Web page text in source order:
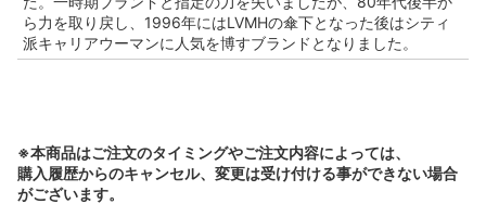
ら力を取り戻し、1996年にはLVMHの傘下となった後はシティ
派キャリアウーマンに人気を博すブランドとなりました。
※本商品はご注文のタイミングやご注文内容によっては、
購入履歴からのキャンセル、変更は受け付ける事ができない場合
がございます。